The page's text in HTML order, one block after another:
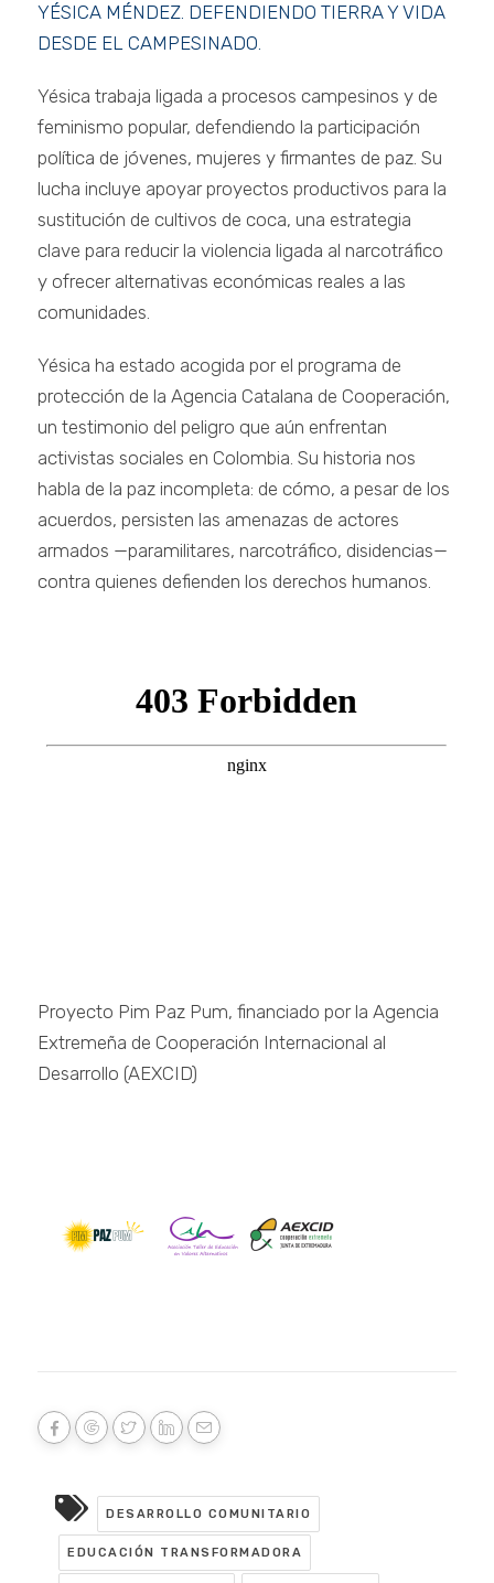
YÉSICA MÉNDEZ. DEFENDIENDO TIERRA Y VIDA
DESDE EL CAMPESINADO.
Yésica trabaja ligada a procesos campesinos y de
feminismo popular, defendiendo la participación
política de jóvenes, mujeres y firmantes de paz. Su
lucha incluye apoyar proyectos productivos para la
sustitución de cultivos de coca, una estrategia
clave para reducir la violencia ligada al narcotráfico
y ofrecer alternativas económicas reales a las
comunidades.
Yésica ha estado acogida por el programa de
protección de la Agencia Catalana de Cooperación,
un testimonio del peligro que aún enfrentan
activistas sociales en Colombia. Su historia nos
habla de la paz incompleta: de cómo, a pesar de los
acuerdos, persisten las amenazas de actores
armados —paramilitares, narcotráfico, disidencias—
contra quienes defienden los derechos humanos.
Proyecto Pim Paz Pum, financiado por la Agencia
Extremeña de Cooperación Internacional al
Desarrollo (AEXCID)
DESARROLLO COMUNITARIO
EDUCACIÓN TRANSFORMADORA